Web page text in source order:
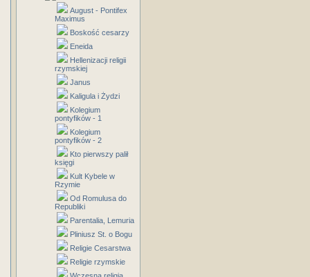
August - Pontifex
Maximus
Boskość cesarzy
Eneida
Hellenizacji religii
rzymskiej
Janus
Kaligula i Żydzi
Kolegium
pontyfików - 1
Kolegium
pontyfików - 2
Kto pierwszy palił
księgi
Kult Kybele w
Rzymie
Od Romulusa do
Republiki
Parentalia, Lemuria
Pliniusz St. o Bogu
Religie Cesarstwa
Religie rzymskie